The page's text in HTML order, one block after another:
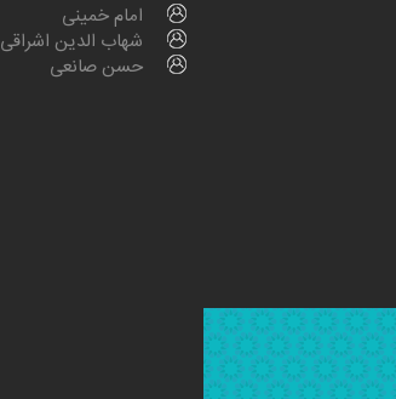
امام خمینی
شهاب الدین اشراقی
حسن صانعی